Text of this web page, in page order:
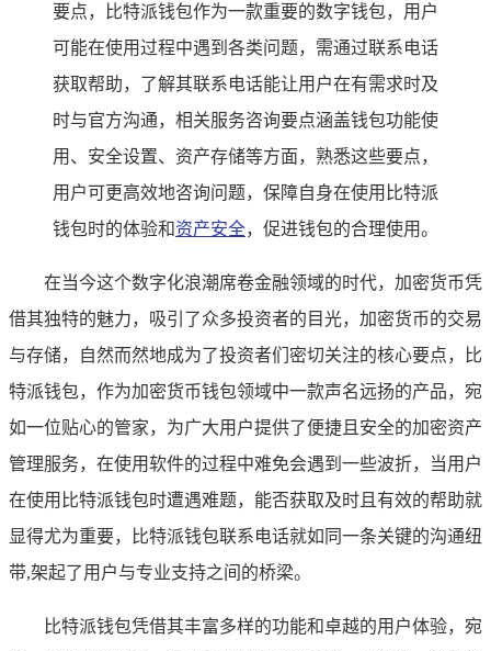
要点，比特派钱包作为一款重要的数字钱包，用户
可能在使用过程中遇到各类问题，需通过联系电话
获取帮助，了解其联系电话能让用户在有需求时及
时与官方沟通，相关服务咨询要点涵盖钱包功能使
用、安全设置、资产存储等方面，熟悉这些要点，
用户可更高效地咨询问题，保障自身在使用比特派
钱包时的体验和资产安全，促进钱包的合理使用。
在当今这个数字化浪潮席卷金融领域的时代，加密货币凭
借其独特的魅力，吸引了众多投资者的目光，加密货币的交易
与存储，自然而然地成为了投资者们密切关注的核心要点，比
特派钱包，作为加密货币钱包领域中一款声名远扬的产品，宛
如一位贴心的管家，为广大用户提供了便捷且安全的加密资产
管理服务，在使用软件的过程中难免会遇到一些波折，当用户
在使用比特派钱包时遭遇难题，能否获取及时且有效的帮助就
显得尤为重要，比特派钱包联系电话就如同一条关键的沟通纽
带,架起了用户与专业支持之间的桥梁。
比特派钱包凭借其丰富多样的功能和卓越的用户体验，宛